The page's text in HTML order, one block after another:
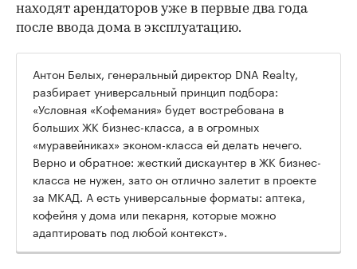
находят арендаторов уже в первые два года
после ввода дома в эксплуатацию.
Антон Белых, генеральный директор DNA Realty,
разбирает универсальный принцип подбора:
«Условная «Кофемания» будет востребована в
больших ЖК бизнес-класса, а в огромных
«муравейниках» эконом-класса ей делать нечего.
Верно и обратное: жесткий дискаунтер в ЖК бизнес-
класса не нужен, зато он отлично залетит в проекте
за МКАД. А есть универсальные форматы: аптека,
кофейня у дома или пекарня, которые можно
адаптировать под любой контекст».